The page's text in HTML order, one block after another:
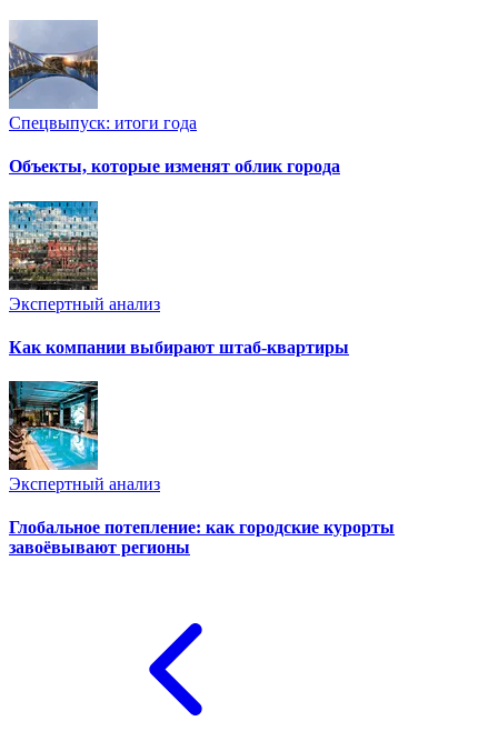
Спецвыпуск: итоги года
Объекты, которые изменят облик города
Экспертный анализ
Как компании выбирают штаб-квартиры
Экспертный анализ
Глобальное потепление: как городские курорты
завоёвывают регионы